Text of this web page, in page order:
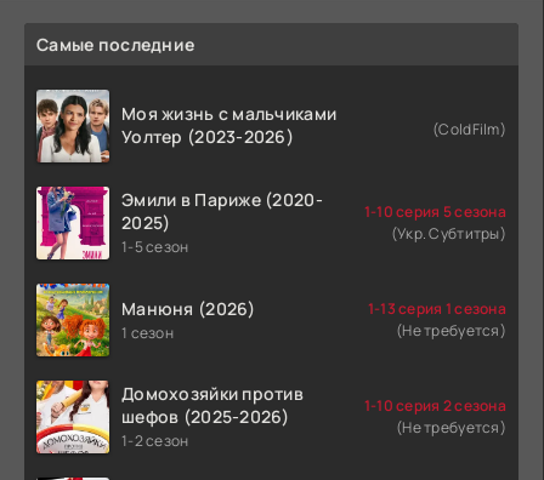
Самые последние
Моя жизнь с мальчиками
Уолтер (2023-2026)
(ColdFilm)
Эмили в Париже (2020-
2025)
1-5 сезон
1-10 серия 5 сезона
(Укр. Субтитры)
Манюня (2026)
1 сезон
1-13 серия 1 сезона
(Не требуется)
Домохозяйки против
шефов (2025-2026)
1-2 сезон
1-10 серия 2 сезона
(Не требуется)